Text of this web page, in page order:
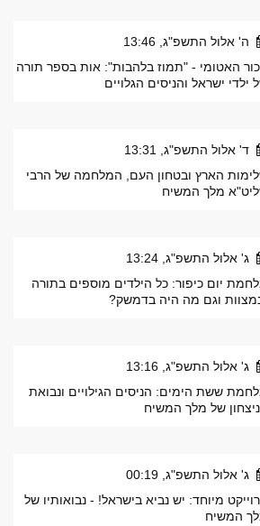
ה' אלול התשפ"ג, 13:46
האטומי - "תמוז בלהבות": אות בספר תורה
ילדי ישראל והניסים הגלויים
ד' אלול התשפ"ג, 13:31
הארץ ובטחון העם, המלחמה של הרבי
מלך המשיח
ג' אלול התשפ"ג, 13:24
יום כיפור: כל הילדים מוספים בתורה
וגם מה היה בדמשק?
ג' אלול התשפ"ג, 13:16
ששת הימים: הניסים הגילויים ונבואת
של מלך המשיח
ג' אלול התשפ"ג, 00:19
מיוחד: יש נביא בישראל! - נבואותיו של
המשיח